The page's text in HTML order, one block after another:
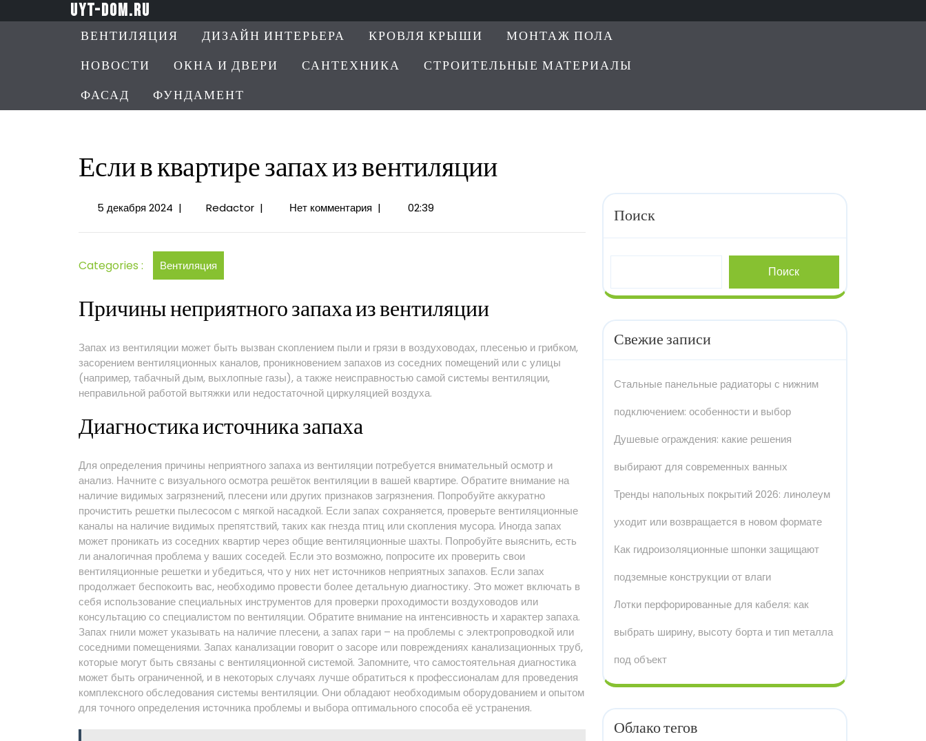
к
uyt-dom.ru
ВЕНТИЛЯЦИЯ ДИЗАЙН ИНТЕРЬЕРА КРОВЛЯ КРЫШИ МОНТАЖ ПОЛА
НОВОСТИ ОКНА И ДВЕРИ САНТЕХНИКА СТРОИТЕЛЬНЫЕ МАТЕРИАЛЫ
ФАСАД ФУНДАМЕНТ
Если в квартире запах из вентиляции
5 декабря 20245
2024
| RedactorЕсли
квартире
| Нет комментария | 02:39
Categories : Вентиляция
Причины неприятного запаха из вентиляции
Запах из вентиляции может быть вызван скоплением пыли и грязи в воздуховодах, плесенью и грибком,
засорением вентиляционных каналов, проникновением запахов из соседних помещений или с улицы
(например, табачный дым, выхлопные газы), а также неисправностью самой системы вентиляции,
неправильной работой вытяжки или недостаточной циркуляцией воздуха.
Диагностика источника запаха
Для определения причины неприятного запаха из вентиляции потребуется внимательный осмотр и
анализ. Начните с визуального осмотра решёток вентиляции в вашей квартире. Обратите внимание на
наличие видимых загрязнений, плесени или других признаков загрязнения. Попробуйте аккуратно
прочистить решетки пылесосом с мягкой насадкой. Если запах сохраняется, проверьте вентиляционные
каналы на наличие видимых препятствий, таких как гнезда птиц или скопления мусора. Иногда запах
может проникать из соседних квартир через общие вентиляционные шахты. Попробуйте выяснить, есть
ли аналогичная проблема у ваших соседей. Если это возможно, попросите их проверить свои
вентиляционные решетки и убедиться, что у них нет источников неприятных запахов. Если запах
продолжает беспокоить вас, необходимо провести более детальную диагностику. Это может включать в
себя использование специальных инструментов для проверки проходимости воздуховодов или
консультацию со специалистом по вентиляции. Обратите внимание на интенсивность и характер запаха.
Запах гнили может указывать на наличие плесени, а запах гари – на проблемы с электропроводкой или
соседними помещениями. Запах канализации говорит о засоре или повреждениях канализационных труб,
которые могут быть связаны с вентиляционной системой. Запомните, что самостоятельная диагностика
может быть ограниченной, и в некоторых случаях лучше обратиться к профессионалам для проведения
комплексного обследования системы вентиляции. Они обладают необходимым оборудованием и опытом
для точного определения источника проблемы и выбора оптимального способа её устранения.
Поиск
Поиск
Свежие записи
Стальные панельные радиаторы с нижним
подключением: особенности и выбор
Душевые ограждения: какие решения
выбирают для современных ванных
Тренды напольных покрытий 2026: линолеум
уходит или возвращается в новом формате
Как гидроизоляционные шпонки защищают
подземные конструкции от влаги
Лотки перфорированные для кабеля: как
выбрать ширину, высоту борта и тип металла
под объект
Облако тегов